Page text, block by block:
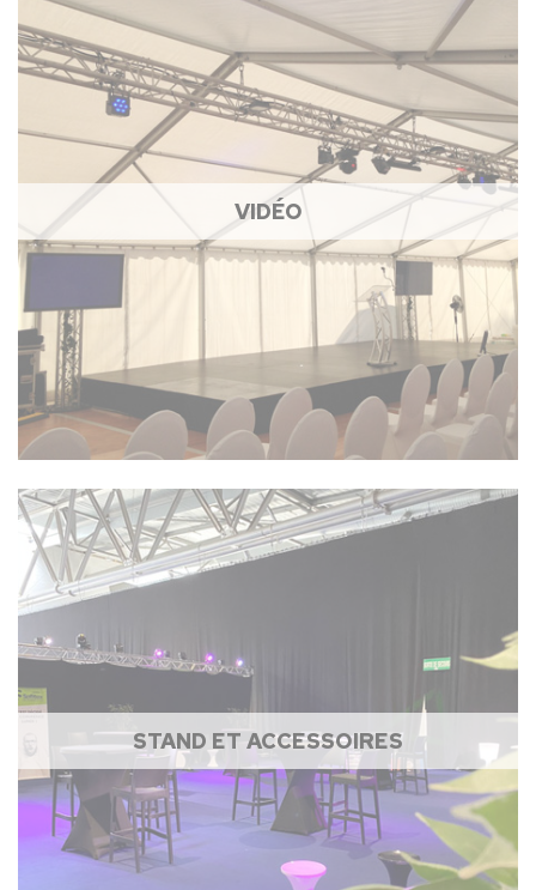
VIDÉO
STAND ET ACCESSOIRES